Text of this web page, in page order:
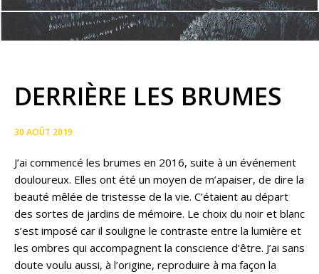
DERRIÈRE LES BRUMES
30 AOÛT 2019
J’ai commencé les brumes en 2016, suite à un événement
douloureux. Elles ont été un moyen de m’apaiser, de dire la
beauté mêlée de tristesse de la vie. C’étaient au départ
des sortes de jardins de mémoire. Le choix du noir et blanc
s’est imposé car il souligne le contraste entre la lumière et
les ombres qui accompagnent la conscience d’être. J’ai sans
doute voulu aussi, à l’origine, reproduire à ma façon la